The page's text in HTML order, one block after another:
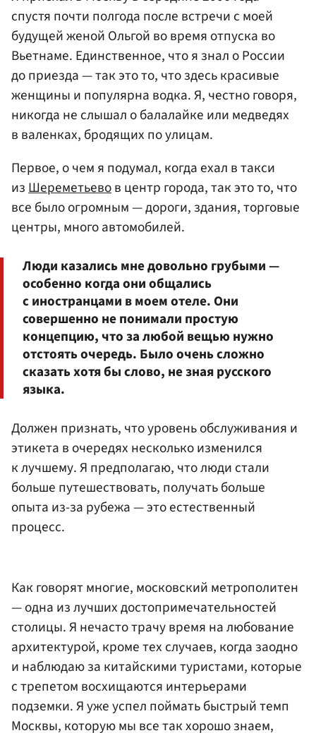
спустя почти полгода после встречи с моей
будущей женой Ольгой во время отпуска во
Вьетнаме. Единственное, что я знал о России
до приезда — так это то, что здесь красивые
женщины и популярна водка. Я, честно говоря,
никогда не слышал о балалайке или медведях
в валенках, бродящих по улицам.
Первое, о чем я подумал, когда ехал в такси
изШереметьевов центр города, так это то, что
все было огромным — дороги, здания, торговые
центры, много автомобилей.
Люди казались мне довольно грубыми —
особенно когда они общались
с иностранцами в моем отеле. Они
совершенно не понимали простую
концепцию, что за любой вещью нужно
отстоять очередь. Было очень сложно
сказать хотя бы слово, не зная русского
языка.
Должен признать, что уровень обслуживания и
этикета в очередях несколько изменился
к лучшему. Я предполагаю, что люди стали
больше путешествовать, получать больше
опыта из-за рубежа — это естественный
процесс.
Как говорят многие, московский метрополитен
— одна из лучших достопримечательностей
столицы. Я нечасто трачу время на любование
архитектурой, кроме тех случаев, когда заодно
и наблюдаю за китайскими туристами, которые
с трепетом восхищаются интерьерами
подземки. Я уже успел поймать быстрый темп
Москвы, которую мы все так хорошо знаем,